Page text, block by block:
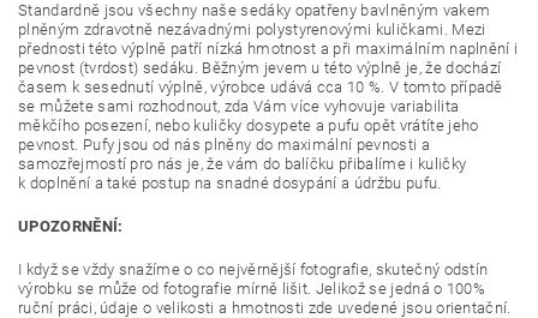
Standardně jsou všechny naše sedáky opatřeny bavlněným vakem
plněným zdravotně nezávadnými polystyrenovými kuličkami. Mezi
přednosti této výplně patří nízká hmotnost a při maximálním naplnění i
pevnost (tvrdost) sedáku. Běžným jevem u této výplně je, že dochází
časem k sesednutí výplně, výrobce udává cca 10 %. V tomto případě
se můžete sami rozhodnout, zda Vám více vyhovuje variabilita
měkčího posezení, nebo kuličky dosypete a pufu opět vrátíte jeho
pevnost. Pufy jsou od nás plněny do maximální pevnosti a
samozřejmostí pro nás je, že vám do balíčku přibalíme i kuličky
k doplnění a také postup na snadné dosypání a údržbu pufu.
UPOZORNĚNÍ:
I když se vždy snažíme o co nejvěrnější fotografie, skutečný odstín
výrobku se může od fotografie mírně lišit. Jelikož se jedná o 100%
ruční práci, údaje o velikosti a hmotnosti zde uvedené jsou orientační.